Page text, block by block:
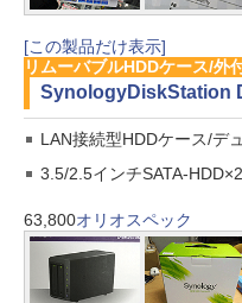
[この製品だけ表示]
リムーバブルHDDケース/外
SynologyDiskStation
LAN接続型HDDケース/デ
3.5/2.5インチSATA-
63,800オリオスペック